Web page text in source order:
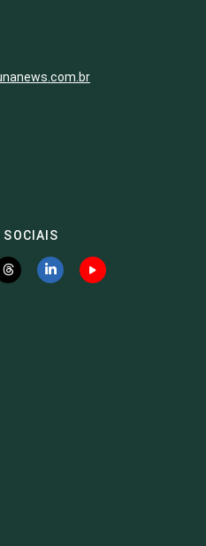
SOCIAIS